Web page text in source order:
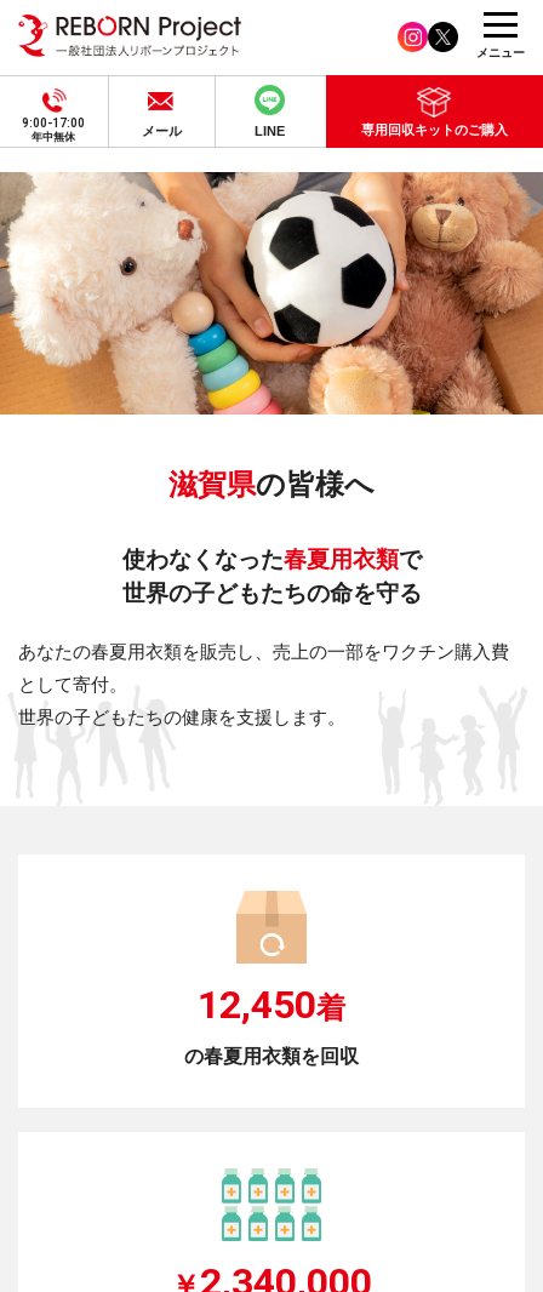
9:00-17:00
年中無休 メール LINE 専用回収キットのご購入
メニュー
滋賀県の皆様へ
使わなくなった春夏用衣類で
世界の子どもたちの命を守る
あなたの春夏用衣類を販売し、売上の一部をワクチン購入費
として寄付。
世界の子どもたちの健康を支援します。
12,450着
の春夏用衣類を回収
￥2,340,000